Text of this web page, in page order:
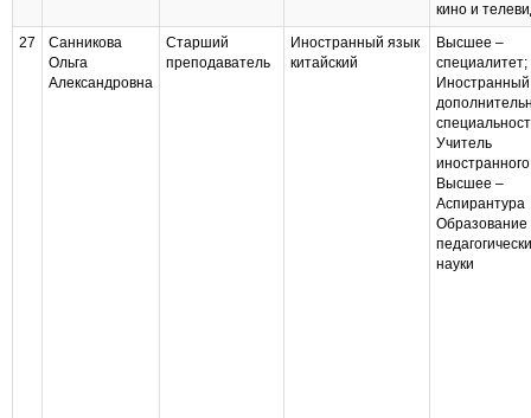
кино и
27
Санникова
Ольга
Александровна
Старший
преподаватель
Иностранный язык
китайский
Высшее –
специалитет;
Иностранный
Учитель
Высшее –
Аспирантура
Образование
науки